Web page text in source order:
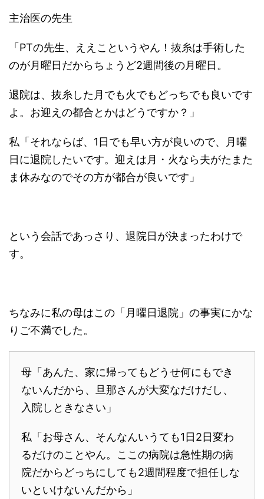
主治医の先生
「PTの先生、ええこというやん！抜糸は手術した
のが月曜日だからちょうど2週間後の月曜日。
退院は、抜糸した月でも火でもどっちでも良いです
よ。お迎えの都合とかはどうですか？」
私「それならば、1日でも早い方が良いので、月曜
日に退院したいです。迎えは月・火なら夫がたまた
ま休みなのでその方が都合が良いです」
という会話であっさり、退院日が決まったわけで
す。
ちなみに私の母はこの「月曜日退院」の事実にかな
りご不満でした。
母「あんた、家に帰ってもどうせ何にもでき
ないんだから、旦那さんが大変なだけだし、
入院しときなさい」
私「お母さん、そんなんいうても1日2日変わ
るだけのことやん。ここの病院は急性期の病
院だからどっちにしても2週間程度で担任しな
いといけないんだから」